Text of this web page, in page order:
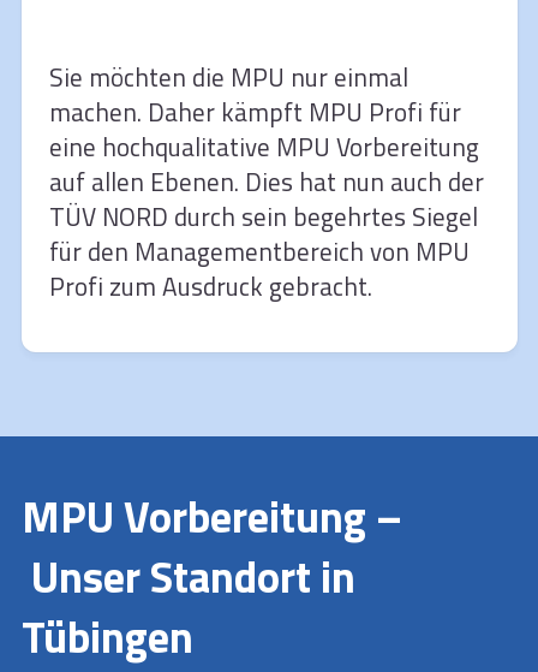
Sie möchten die MPU nur einmal
machen. Daher kämpft MPU Profi für
eine hochqualitative MPU Vorbereitung
auf allen Ebenen. Dies hat nun auch der
TÜV NORD durch sein begehrtes Siegel
für den Managementbereich von MPU
Profi zum Ausdruck gebracht.
MPU Vorbereitung –
Unser Standort in
Tübingen